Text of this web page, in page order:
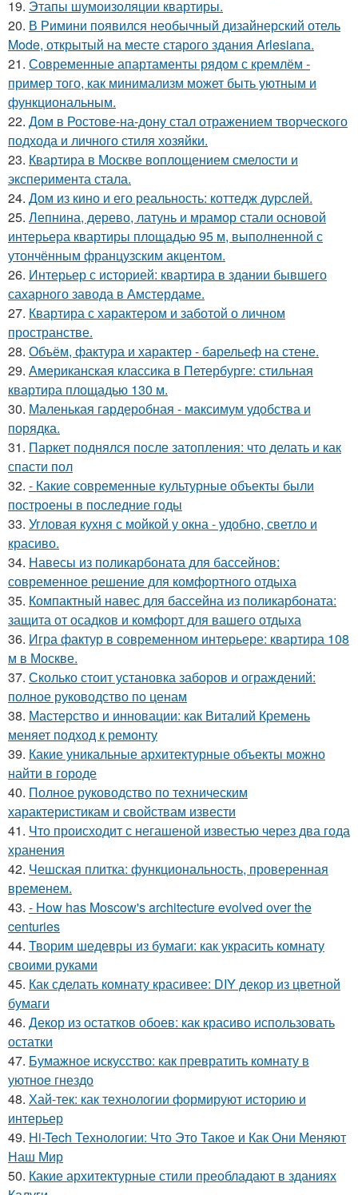
19. Этапы шумоизоляции квартиры.
20. В Римини появился необычный дизайнерский отель
Mode, открытый на месте старого здания Arlesiana.
21. Современные апартаменты рядом с кремлём -
пример того, как минимализм может быть уютным и
функциональным.
22. Дом в Ростове-на-дону стал отражением творческого
подхода и личного стиля хозяйки.
23. Квартира в Москве воплощением смелости и
эксперимента стала.
24. Дом из кино и его реальность: коттедж дурслей.
25. Лепнина, дерево, латунь и мрамор стали основой
интерьера квартиры площадью 95 м, выполненной с
утончённым французским акцентом.
26. Интерьер с историей: квартира в здании бывшего
сахарного завода в Амстердаме.
27. Квартира с характером и заботой о личном
пространстве.
28. Объём, фактура и характер - барельеф на стене.
29. Американская классика в Петербурге: стильная
квартира площадью 130 м.
30. Маленькая гардеробная - максимум удобства и
порядка.
31. Паркет поднялся после затопления: что делать и как
спасти пол
32. - Какие современные культурные объекты были
построены в последние годы
33. Угловая кухня с мойкой у окна - удобно, светло и
красиво.
34. Навесы из поликарбоната для бассейнов:
современное решение для комфортного отдыха
35. Компактный навес для бассейна из поликарбоната:
защита от осадков и комфорт для вашего отдыха
36. Игра фактур в современном интерьере: квартира 108
м в Москве.
37. Сколько стоит установка заборов и ограждений:
полное руководство по ценам
38. Мастерство и инновации: как Виталий Кремень
меняет подход к ремонту
39. Какие уникальные архитектурные объекты можно
найти в городе
40. Полное руководство по техническим
характеристикам и свойствам извести
41. Что происходит с негашеной известью через два года
хранения
42. Чешская плитка: функциональность, проверенная
временем.
43. - How has Moscow's architecture evolved over the
centuries
44. Творим шедевры из бумаги: как украсить комнату
своими руками
45. Как сделать комнату красивее: DIY декор из цветной
бумаги
46. Декор из остатков обоев: как красиво использовать
остатки
47. Бумажное искусство: как превратить комнату в
уютное гнездо
48. Хай-тек: как технологии формируют историю и
интерьер
49. Hi-Tech Технологии: Что Это Такое и Как Они Меняют
Наш Мир
50. Какие архитектурные стили преобладают в зданиях